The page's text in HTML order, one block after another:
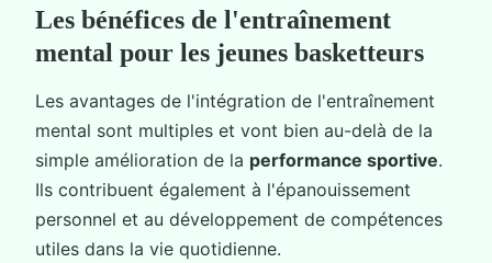
Les bénéfices de l'entraînement
mental pour les jeunes basketteurs
Les avantages de l'intégration de l'entraînement
mental sont multiples et vont bien au-delà de la
simple amélioration de la performance sportive.
Ils contribuent également à l'épanouissement
personnel et au développement de compétences
utiles dans la vie quotidienne.